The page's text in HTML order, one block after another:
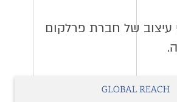
עיצוב של חברת פרלקום